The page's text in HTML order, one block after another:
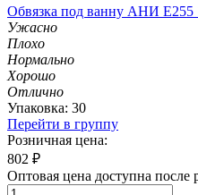
Обвязка под ванну АНИ E255
Ужасно
Плохо
Нормально
Хорошо
Отлично
Упаковка: 30
Перейти в группу
Розничная цена:
802 ₽
Оптовая цена доступна после